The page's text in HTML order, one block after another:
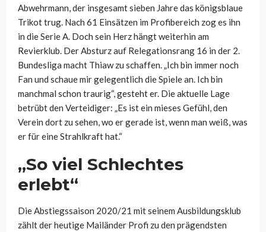
Abwehrmann, der insgesamt sieben Jahre das königsblaue
Trikot trug. Nach 61 Einsätzen im Profibereich zog es ihn
in die Serie A. Doch sein Herz hängt weiterhin am
Revierklub. Der Absturz auf Relegationsrang 16 in der 2.
Bundesliga macht Thiaw zu schaffen. „Ich bin immer noch
Fan und schaue mir gelegentlich die Spiele an. Ich bin
manchmal schon traurig“, gesteht er. Die aktuelle Lage
betrübt den Verteidiger: „Es ist ein mieses Gefühl, den
Verein dort zu sehen, wo er gerade ist, wenn man weiß, was
er für eine Strahlkraft hat.“
„So viel Schlechtes
erlebt“
Die Abstiegssaison 2020/21 mit seinem Ausbildungsklub
zählt der heutige Mailänder Profi zu den prägendsten